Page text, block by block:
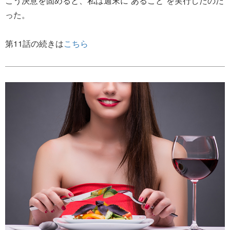
った。
第11話の続きはこちら